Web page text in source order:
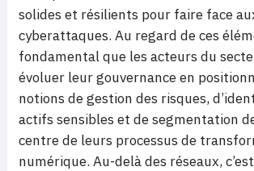
solides et résilients pour faire face
cyberattaques. Au regard de ces
fondamental que les acteurs du
évoluer leur gouvernance en
notions de gestion des risques,
actifs sensibles et de segmentation
centre de leurs processus de
numérique. Au-delà des réseaux,